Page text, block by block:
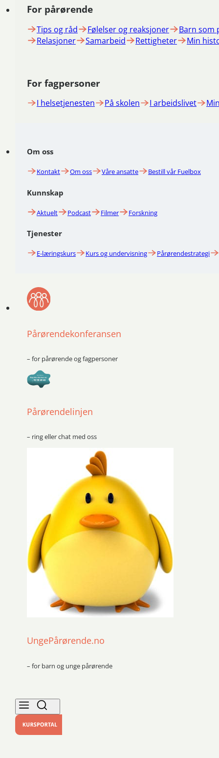
For pårørende
Tips og råd Følelser og reaksjoner
Barn som
Relasjoner
Samarbeid Rettigheter Min
For fagpersoner
I helsetjenesten På skolen I arbeidslivet
Om oss
Kontakt Om oss Våre ansatte Bestill vår Fuelbox
Kunnskap
Aktuelt Podcast Filmer Forskning
Tjenester
E-læringskurs Kurs og undervisning Pårørendestrategi
Pårørendekonferansen
– for pårørende og fagpersoner
Pårørendelinjen
– ring eller chat med oss
UngePårørende.no
– for barn og unge pårørende